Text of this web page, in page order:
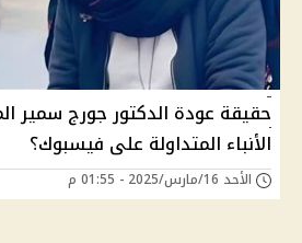
حقيقة عودة الدكتور جورج سمير
الأنباء المتداولة على فيسبوك؟
الأحد 16/مارس/2025 - 01:55 م